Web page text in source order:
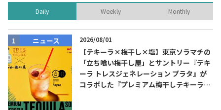
Daily Weekly Monthly
ニュース 2026/08/01
【テキーラ×梅干し×塩】東京ソラマチの
「立ち喰い梅干し屋」とサントリー『テキ
ーラ トレスジェネレーション プラタ』が
コラボした『プレミアム梅干しテキーラソ